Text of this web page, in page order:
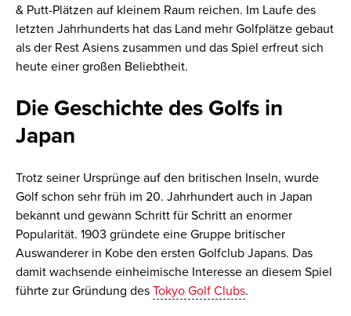
& Putt-Plätzen auf kleinem Raum reichen. Im Laufe des
letzten Jahrhunderts hat das Land mehr Golfplätze gebaut
als der Rest Asiens zusammen und das Spiel erfreut sich
heute einer großen Beliebtheit.
Die Geschichte des Golfs in
Japan
Trotz seiner Ursprünge auf den britischen Inseln, wurde
Golf schon sehr früh im 20. Jahrhundert auch in Japan
bekannt und gewann Schritt für Schritt an enormer
Popularität. 1903 gründete eine Gruppe britischer
Auswanderer in Kobe den ersten Golfclub Japans. Das
damit wachsende einheimische Interesse an diesem Spiel
führte zur Gründung des Tokyo Golf Clubs.